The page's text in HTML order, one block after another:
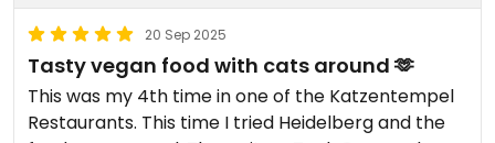
20 Sep 2025
Tasty vegan food with cats around 🫶
This was my 4th time in one of the Katzentempel
Restaurants. This time I tried Heidelberg and the